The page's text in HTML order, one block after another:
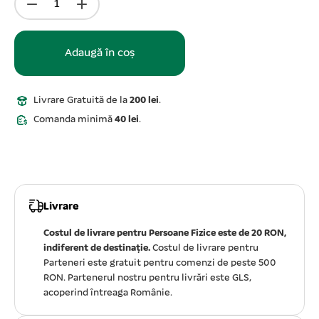
Adaugă în coș
Livrare Gratuită de la 200 lei.
Comanda minimă 40 lei.
Livrare
Costul de livrare pentru Persoane Fizice este de 20 RON,
indiferent de destinație. Costul de livrare pentru
Parteneri este gratuit pentru comenzi de peste 500
RON. Partenerul nostru pentru livrări este GLS,
acoperind întreaga Românie.